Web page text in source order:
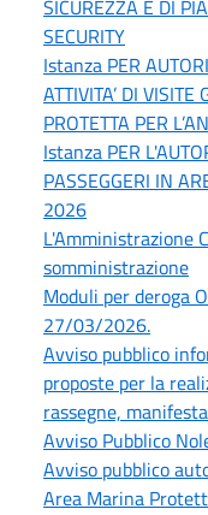
SICUREZZA E DI
SECURITY
Istanza PER
ATTIVITA’ DI
PROTETTA PER
Istanza PER
PASSEGGERI IN
2026
L'Amministrazione
somministrazione
Moduli per deroga
27/03/2026.
Avviso pubblico
proposte per la
rassegne,
Avviso Pubblico
Avviso pubblico
Area Marina